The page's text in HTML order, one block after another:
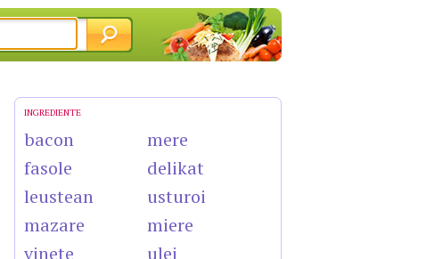
INGREDIENTE
bacon
fasole
leustean
mazare
vinete
mere
delikat
usturoi
miere
ulei